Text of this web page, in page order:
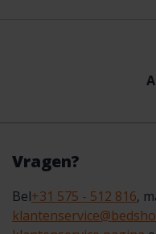
Vragen?
Bel+31 575 - 512 816,